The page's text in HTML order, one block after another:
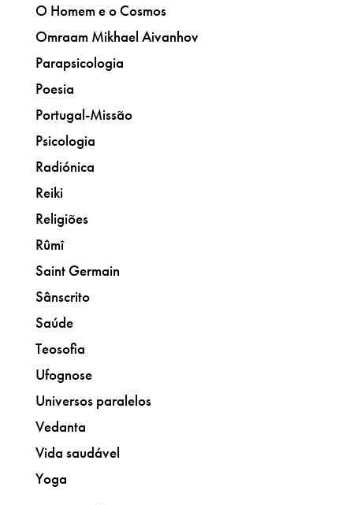
O Homem e o Cosmos
Omraam Mikhael Aivanhov
Parapsicologia
Poesia
Portugal-Missão
Psicologia
Radiónica
Reiki
Religiões
Rûmî
Saint Germain
Sânscrito
Saúde
Teosofia
Ufognose
Universos paralelos
Vedanta
Vida saudável
Yoga